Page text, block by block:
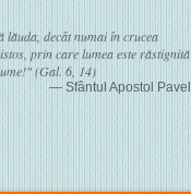
lăuda, decât numai în crucea
prin care lumea este răstignită
(Gal. 6, 14)
— Sfântul Apostol Pavel